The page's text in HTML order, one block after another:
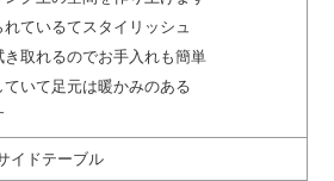
ているてスタイリッシュ
取れるのでお手入れも簡単
いて足元は暖かみのある
イドテーブル